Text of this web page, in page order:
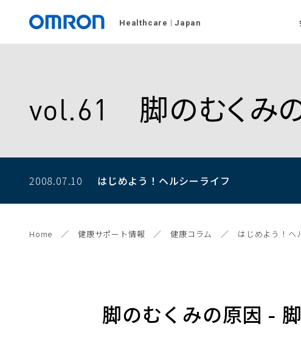
Healthcare Japan
vol.61 脚のむくみ
2008.07.10 はじめよう！ ヘルシーライフ
Home 健康サポート情報 健康コラム はじめよう！ヘ
脚のむくみの原因 -